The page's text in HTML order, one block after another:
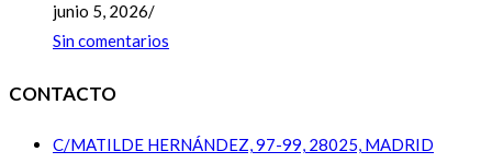
junio 5, 2026/
Sin comentarios
CONTACTO
C/MATILDE HERNÁNDEZ, 97-99, 28025, MADRID